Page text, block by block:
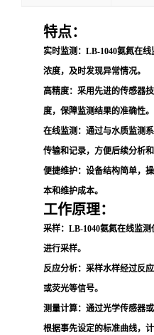
特点：
实时监测 ：LB-1040氨氮在
浓度，及时发现异常情况。
高精度：采用先进的传感器
度，保障监测结果的准确性。
在线监测 ：通过与水质监测
传输和记录，方便后续分析和
便捷维护：设备结构简单，
本和维护成本。
工作原理：
采样：LB-1040氨氮在线监
进行采样。
反应分析：采样水样经过反
或荧光等信号。
测量计算：通过光学传感器
根据事先设定的标准曲线，